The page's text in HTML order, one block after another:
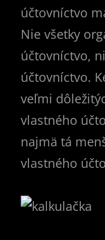
účtovníctvo
Nie všetky
účtovníctvo,
účtovníctvo.
veľmi
vlastného
najmä tá
vlastného